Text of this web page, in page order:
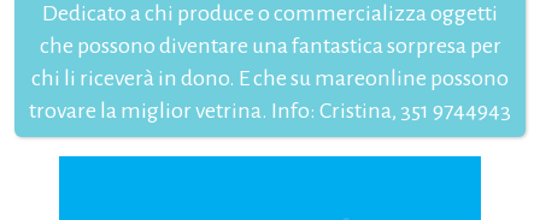
Dedicato a chi produce o commercializza oggetti
che possono diventare una fantastica sorpresa per
chi li riceverà in dono. E che su mareonline possono
trovare la miglior vetrina. Info: Cristina, 351 9744943